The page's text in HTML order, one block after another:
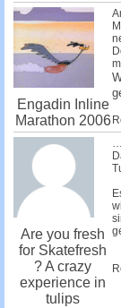
Engadin Inline
Marathon 2006
Are you fresh
for Skatefresh
? A crazy
experience in
tulips